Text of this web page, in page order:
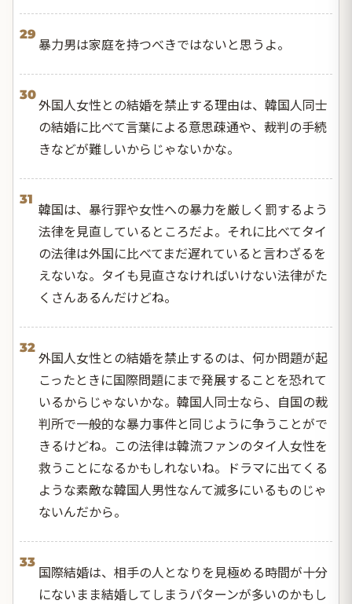
29
暴力男は家庭を持つべきではないと思うよ。
30
外国人女性との結婚を禁止する理由は、韓国人同士
の結婚に比べて言葉による意思疎通や、裁判の手続
きなどが難しいからじゃないかな。
31
韓国は、暴行罪や女性への暴力を厳しく罰するよう
法律を見直しているところだよ。それに比べてタイ
の法律は外国に比べてまだ遅れていると言わざるを
えないな。タイも見直さなければいけない法律がた
くさんあるんだけどね。
32
外国人女性との結婚を禁止するのは、何か問題が起
こったときに国際問題にまで発展することを恐れて
いるからじゃないかな。韓国人同士なら、自国の裁
判所で一般的な暴力事件と同じように争うことがで
きるけどね。この法律は韓流ファンのタイ人女性を
救うことになるかもしれないね。ドラマに出てくる
ような素敵な韓国人男性なんて滅多にいるものじゃ
ないんだから。
33
国際結婚は、相手の人となりを見極める時間が十分
にないまま結婚してしまうパターンが多いのかもし